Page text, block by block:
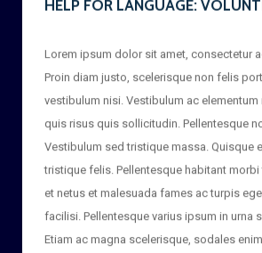
HELP FOR LANGUAGE:
Proin diam justo, scelerisque non felis
vestibulum nisi. Vestibulum ac elementum
quis risus quis sollicitudin. Pellentesque
Vestibulum sed tristique massa. Quisque
tristique felis. Pellentesque habitant morbi
et netus et malesuada fames ac turpis
facilisi. Pellentesque varius ipsum in urna
Etiam ac magna scelerisque, sodales enim
Nulla nec blandit orci. Ut suscipit